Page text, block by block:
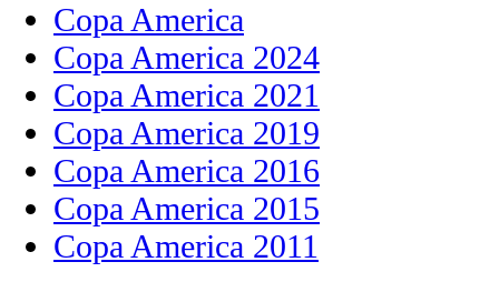
Copa America
Copa America 2024
Copa America 2021
Copa America 2019
Copa America 2016
Copa America 2015
Copa America 2011